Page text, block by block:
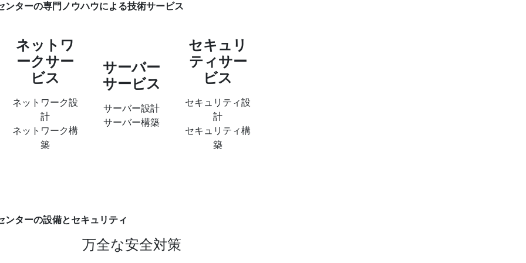
ンターの専門ノウハウによる技術サービス
ネットワ
ークサー
ビス
ネットワーク設
計
ネットワーク構
築
サーバー
サービス
サーバー設計
サーバー構築
セキュリ
ティサー
ビス
セキュリティ設
計
セキュリティ構
築
ンターの設備とセキュリティ
万全な安全対策